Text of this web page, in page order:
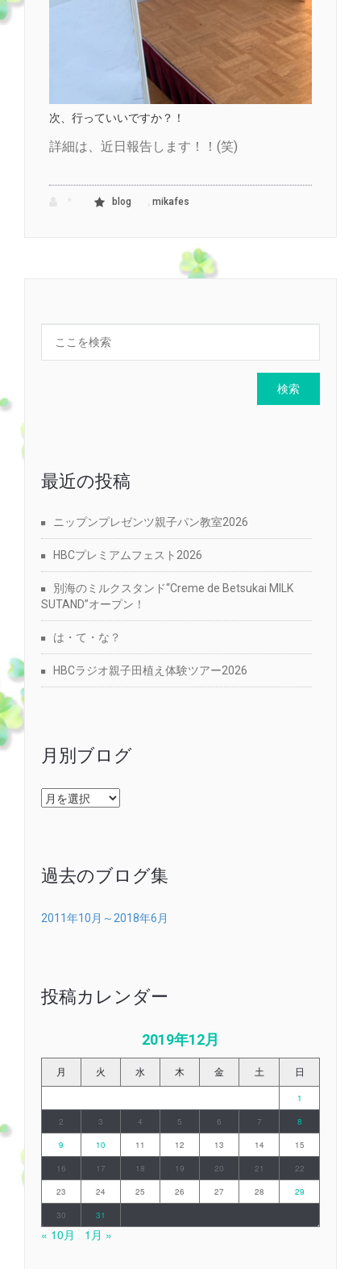
次、行っていいですか？！
詳細は、近日報告します！！(笑)
blog mikafes
最近の投稿
ニップンプレゼンツ親子パン教室2026
HBCプレミアムフェスト2026
別海のミルクスタンド“Creme de Betsukai MILK
SUTAND”オープン！
は・て・な？
HBCラジオ親子田植え体験ツアー2026
月別ブログ
月
別
過去のブログ集
2011年10月～2018年6月
投稿カレンダー
2019年12月
月 火 水 木 金 土 日
1
2 3 4 5 6 7 8
9 10 11 12 13 14 15
16 17 18 19 20 21 22
23 24 25 26 27 28 29
30 31
« 10月 1月 »